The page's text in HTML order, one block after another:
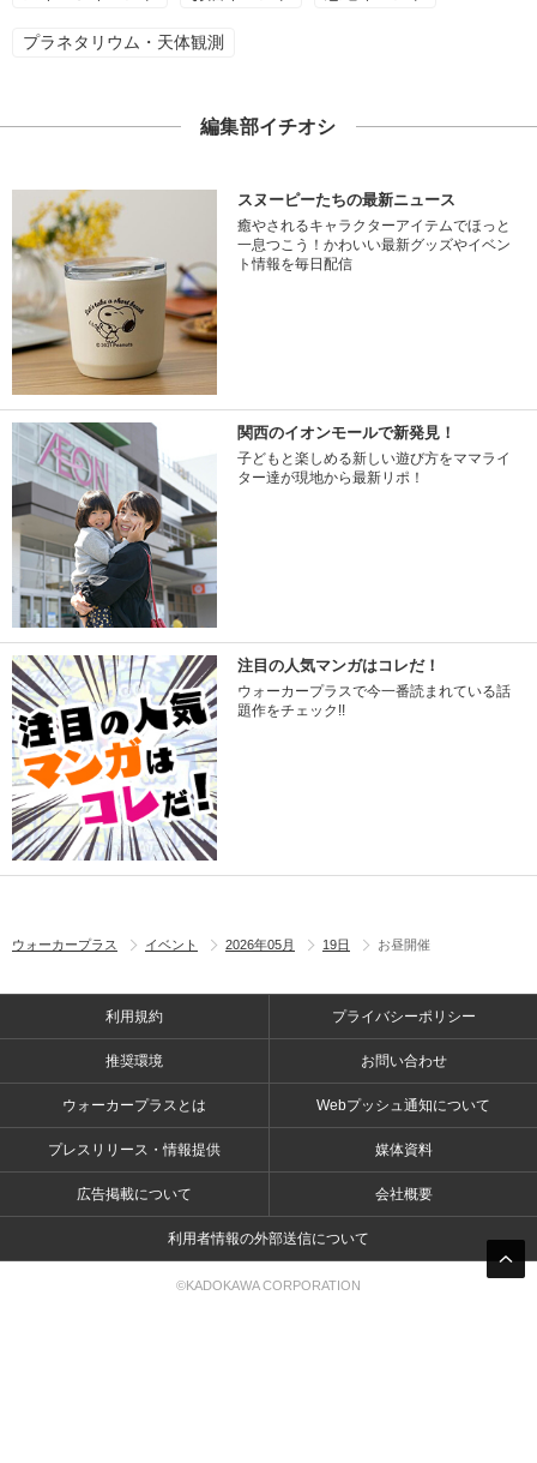
プラネタリウム・天体観測
編集部イチオシ
スヌーピーたちの最新ニュース
癒やされるキャラクターアイテムでほっと
一息つこう！かわいい最新グッズやイベン
ト情報を毎日配信
関西のイオンモールで新発見！
子どもと楽しめる新しい遊び方をママライ
ター達が現地から最新リポ！
注目の人気マンガはコレだ！
ウォーカープラスで今一番読まれている話
題作をチェック!!
ウォーカープラス イベント 2026年05月 19日 お昼開催
利用規約 プライバシーポリシー
推奨環境 お問い合わせ
ウォーカープラスとは Webプッシュ通知について
プレスリリース・情報提供 媒体資料
広告掲載について 会社概要
利用者情報の外部送信について
©KADOKAWA CORPORATION